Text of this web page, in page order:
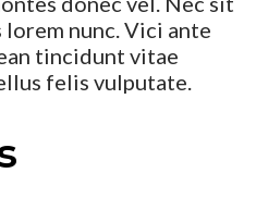
lorem nunc. Vici ante
tincidunt vitae
felis vulputate.